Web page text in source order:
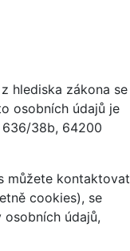
hlediska zákona se
osobních údajů je
636/38b, 64200
můžete kontaktovat
cookies), se
údajů,